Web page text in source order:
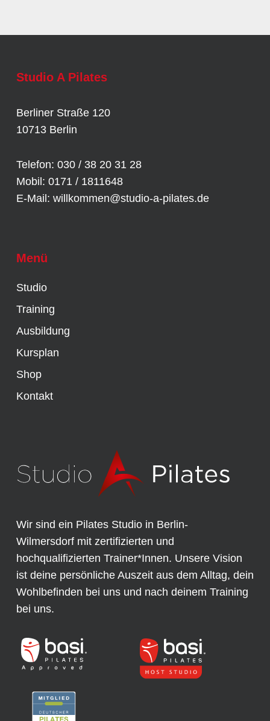
Studio A Pilates
Berliner Straße 120
10713 Berlin
Telefon: 030 / 38 20 31 28
Mobil: 0171 / 1811648
E-Mail: willkommen@studio-a-pilates.de
Menü
Studio
Training
Ausbildung
Kursplan
Shop
Kontakt
Wir sind ein Pilates Studio in Berlin-
Wilmersdorf mit zertifizierten und
hochqualifizierten Trainer*Innen. Unsere Vision
ist deine persönliche Auszeit aus dem Alltag, dein
Wohlbefinden bei uns und nach deinem Training
bei uns.